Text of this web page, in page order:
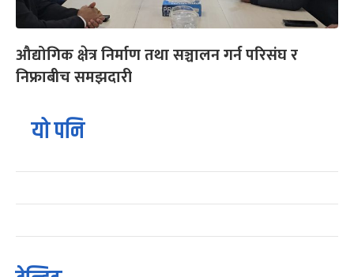
औद्योगिक क्षेत्र निर्माण तथा सञ्चालन गर्न परिसंघ र
निफ्राबीच समझदारी
यो पनि